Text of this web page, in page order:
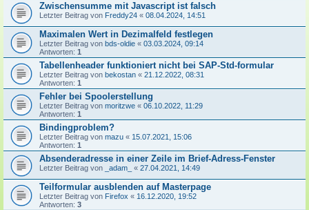
Zwischensumme mit Javascript ist falsch
Letzter Beitrag von Freddy24 « 08.04.2024, 14:51
Maximalen Wert in Dezimalfeld festlegen
Letzter Beitrag von bds-oldie « 03.03.2024, 09:14
Antworten: 1
Tabellenheader funktioniert nicht bei SAP-Std-formular
Letzter Beitrag von bekostan « 21.12.2022, 08:31
Antworten: 1
Fehler bei Spoolerstellung
Letzter Beitrag von moritzwe « 06.10.2022, 11:29
Antworten: 1
Bindingproblem?
Letzter Beitrag von mazu « 15.07.2021, 15:06
Antworten: 1
Absenderadresse in einer Zeile im Brief-Adress-Fenster
Letzter Beitrag von _adam_ « 27.04.2021, 14:49
Teilformular ausblenden auf Masterpage
Letzter Beitrag von Firefox « 16.12.2020, 19:52
Antworten: 3